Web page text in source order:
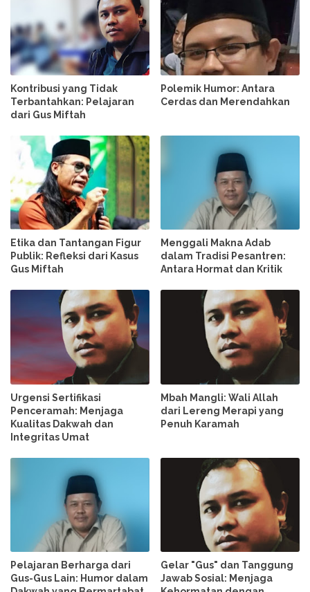
Kontribusi yang Tidak
Terbantahkan: Pelajaran
dari Gus Miftah
Polemik Humor: Antara
Cerdas dan Merendahkan
Etika dan Tantangan Figur
Publik: Refleksi dari Kasus
Gus Miftah
Menggali Makna Adab
dalam Tradisi Pesantren:
Antara Hormat dan Kritik
Urgensi Sertifikasi
Penceramah: Menjaga
Kualitas Dakwah dan
Integritas Umat
Mbah Mangli: Wali Allah
dari Lereng Merapi yang
Penuh Karamah
Pelajaran Berharga dari
Gus-Gus Lain: Humor dalam
Gelar "Gus" dan Tanggung
Jawab Sosial: Menjaga